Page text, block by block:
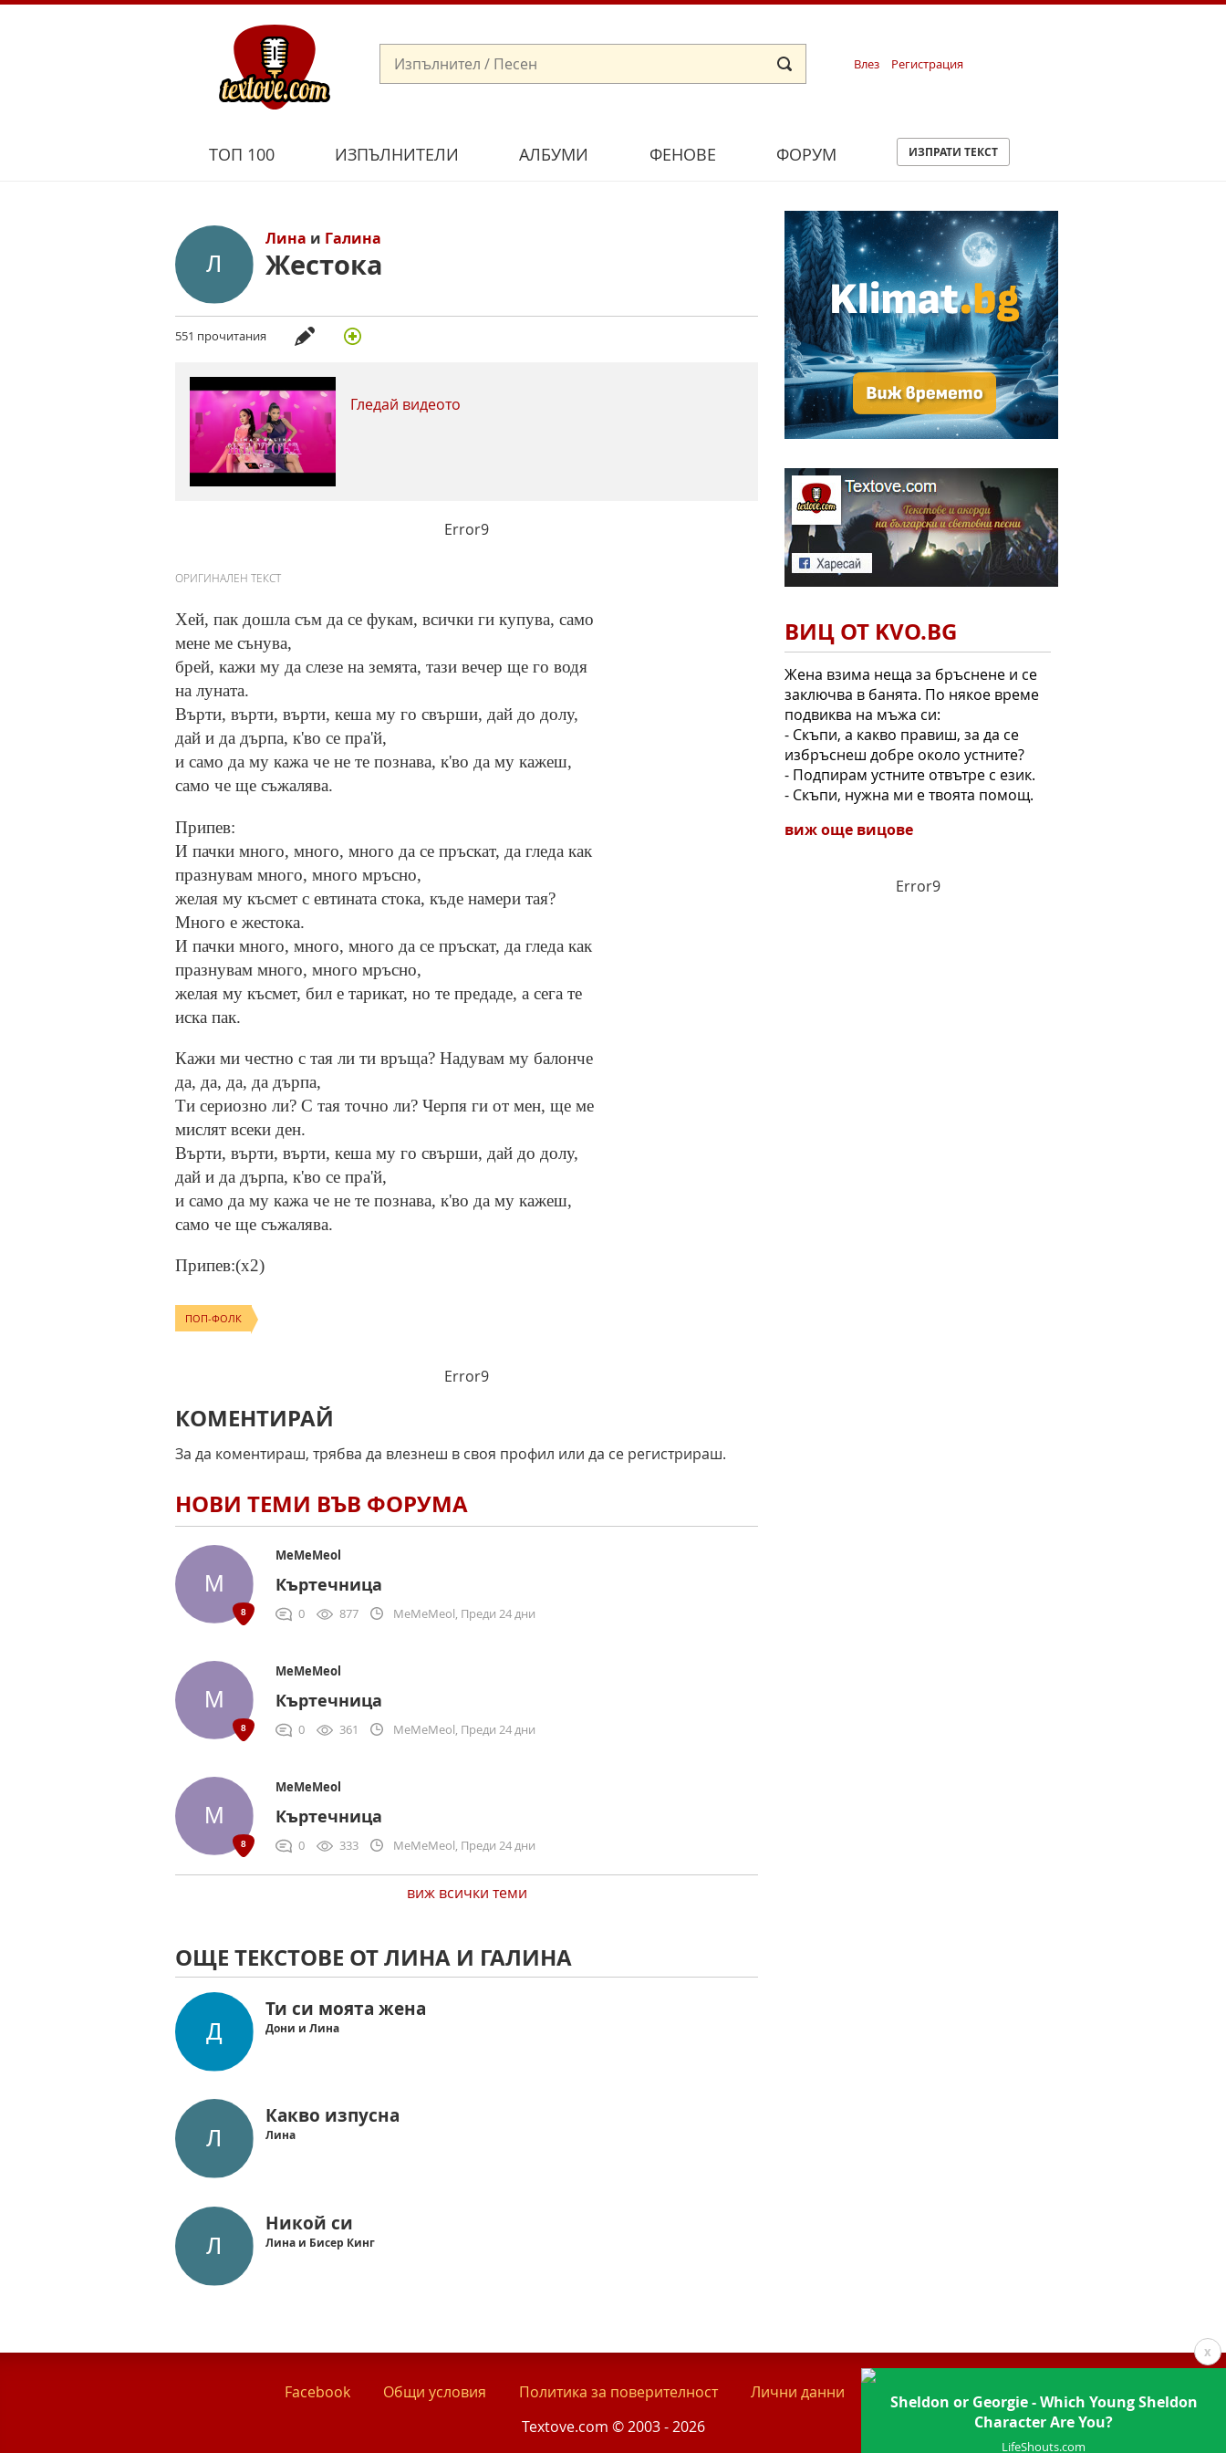
Влез Регистрация
ТОП 100 ИЗПЪЛНИТЕЛИ АЛБУМИ ФЕНОВЕ ФОРУМ ИЗПРАТИ ТЕКСТ
Лина и Галина
Жестока
551 прочитания
Гледай видеото
Error9
ОРИГИНАЛЕН ТЕКСТ
Хей, пак дошла съм да се фукам, всички ги купува, само
мене ме сънува,
брей, кажи му да слезе на земята, тази вечер ще го водя
на луната.
Върти, върти, върти, кеша му го свърши, дай до долу,
дай и да дърпа, к'во се пра'й,
и само да му кажа че не те познава, к'во да му кажеш,
само че ще съжалява.
Припев:
И пачки много, много, много да се пръскат, да гледа как
празнувам много, много мръсно,
желая му късмет с евтината стока, къде намери тая?
Много е жестока.
И пачки много, много, много да се пръскат, да гледа как
празнувам много, много мръсно,
желая му късмет, бил е тарикат, но те предаде, а сега те
иска пак.
Кажи ми честно с тая ли ти връща? Надувам му балонче
да, да, да, да дърпа,
Ти сериозно ли? С тая точно ли? Черпя ги от мен, ще ме
мислят всеки ден.
Върти, върти, върти, кеша му го свърши, дай до долу,
дай и да дърпа, к'во се пра'й,
и само да му кажа че не те познава, к'во да му кажеш,
само че ще съжалява.
Припев:(x2)
ПОП-ФОЛК
Error9
КОМЕНТИРАЙ
За да коментираш, трябва да влезнеш в своя профил или да се регистрираш.
НОВИ ТЕМИ ВЪВ ФОРУМА
MeMeMeol
Къртечница
0 877 MeMeMeol, Преди 24 дни
MeMeMeol
Къртечница
0 361 MeMeMeol, Преди 24 дни
MeMeMeol
Къртечница
0 333 MeMeMeol, Преди 24 дни
виж всички теми
ОЩЕ ТЕКСТОВЕ ОТ ЛИНА И ГАЛИНА
Ти си моята жена
Дони и Лина
Какво изпусна
Лина
Никой си
Лина и Бисер Кинг
ВИЦ ОТ KVO.BG
Жена взима неща за бръснене и се
заключва в банята. По някое време
подвиква на мъжа си:
- Скъпи, а какво правиш, за да се
избръснеш добре около устните?
- Подпирам устните отвътре с език.
- Скъпи, нужна ми е твоята помощ.
виж още вицове
Error9
x
Sheldon or Georgie - Which Young Sheldon
Character Are You?
LifeShouts.com
Facebook Общи условия Политика за поверителност Лични данни
Контакти
Textove.com © 2003 - 2026